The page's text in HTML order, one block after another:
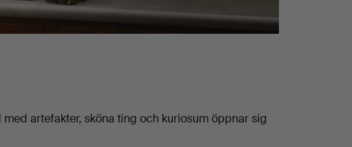
artefakter, sköna ting och kuriosum öppnar sig